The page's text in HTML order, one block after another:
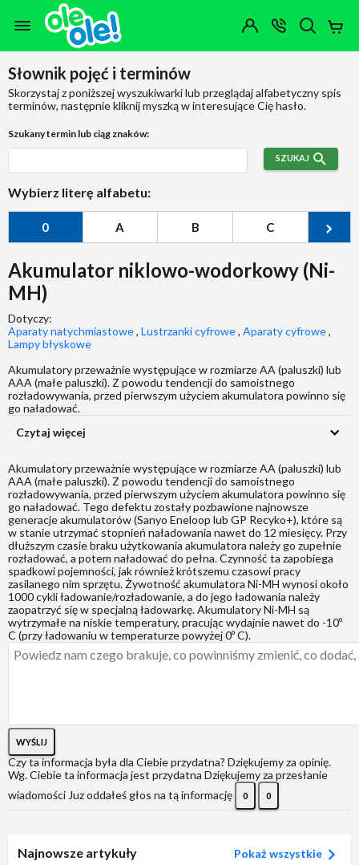
Przejdź do zawartości strony
Przejdź do wyszukiwarki
Przejdź do kategorii
Przejdź do stopki
OTWÓRZ
MENU
Moje
Konto
(0)
Słownik pojęć i terminów
Skorzystaj z poniższej wyszukiwarki lub przeglądaj alfabetyczny spis
terminów, następnie kliknij myszką w interesujące Cię hasło.
Szukany termin lub ciąg znaków:
SZUKAJ
Wybierz literę alfabetu:
0 A B C
Akumulator niklowo-wodorkowy (Ni-
MH)
Dotyczy:
Aparaty natychmiastowe, Lustrzanki cyfrowe, Aparaty cyfrowe,
Lampy błyskowe
Akumulatory przeważnie występujące w rozmiarze AA (paluszki) lub
AAA (małe paluszki). Z powodu tendencji do samoistnego
rozładowywania, przed pierwszym użyciem akumulatora powinno się
go naładować.
Czytaj więcej
Akumulatory przeważnie występujące w rozmiarze AA (paluszki) lub
AAA (małe paluszki). Z powodu tendencji do samoistnego
rozładowywania, przed pierwszym użyciem akumulatora powinno się
go naładować. Tego defektu zostały pozbawione najnowsze
generacje akumulatorów (Sanyo Eneloop lub GP Recyko+), które są
w stanie utrzymać stopnień naładowania nawet do 12 miesięcy. Przy
dłuższym czasie braku użytkowania akumulatora należy go zupełnie
rozładować, a potem naładować do pełna. Czynność ta zapobiega
spadkowi pojemności, jak również krótszemu czasowi pracy
zasilanego nim sprzętu. Żywotność akumulatora Ni-MH wynosi około
1000 cykli ładowanie/rozładowanie, a do jego ładowania należy
zaopatrzyć się w specjalną ładowarkę. Akumulatory Ni-MH są
wytrzymałe na niskie temperatury, pracując wydajnie nawet do -10º
C (przy ładowaniu w temperaturze powyżej 0º C).
WYŚLIJ
Czy ta informacja była dla Ciebie przydatna? Dziękujemy za opinię.
Wg. Ciebie ta informacja jest przydatna Dziękujemy za przesłanie
wiadomości Juz oddałeś głos na tą informację 0 0
Najnowsze artykuły Pokaż wszystkie